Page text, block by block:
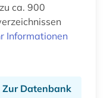
ca. 900
Informationen
Zur Datenbank